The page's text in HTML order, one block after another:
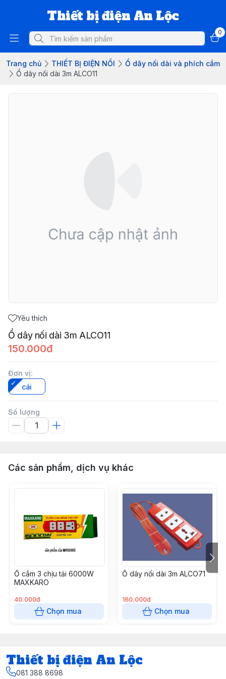
Thiết bị điện An Lộc
0
Trang chủ THIẾT BỊ ĐIỆN NỔI
Ổ dây nối dài và phích cắm
Ổ dây nối dài 3m ALCO11
Yêu thích
Ổ dây nối dài 3m ALCO11
150.000đ
Đơn vị:
cái
Số lượng
Các sản phẩm, dịch vụ khác
Ổ cắm 3 chịu tải 6000W
MAXKARO
40.000đ
Chọn mua
Ổ dây nối dài 3m ALCO71
160.000đ
Chọn mua
Thiết bị điện An Lộc
081 388 8698